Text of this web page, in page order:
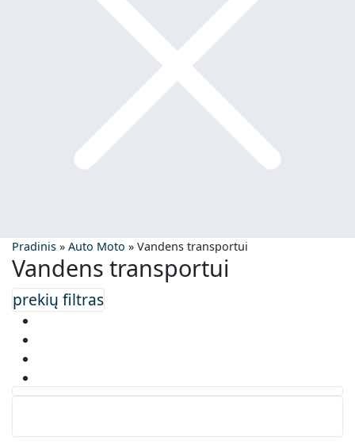
Pradinis » Auto Moto » Vandens transportui
Vandens transportui